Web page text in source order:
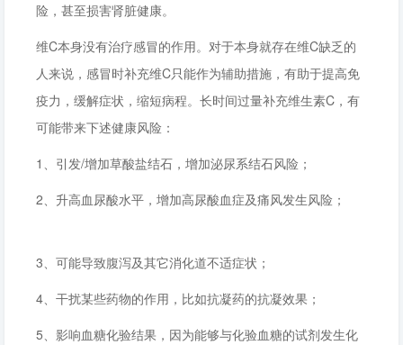
险，甚至损害肾脏健康。
维C本身没有治疗感冒的作用。对于本身就存在维C缺乏的
人来说，感冒时补充维C只能作为辅助措施，有助于提高免
疫力，缓解症状，缩短病程。长时间过量补充维生素C，有
可能带来下述健康风险：
1、引发/增加草酸盐结石，增加泌尿系结石风险；
2、升高血尿酸水平，增加高尿酸血症及痛风发生风险；
3、可能导致腹泻及其它消化道不适症状；
4、干扰某些药物的作用，比如抗凝药的抗凝效果；
5、影响血糖化验结果，因为能够与化验血糖的试剂发生化